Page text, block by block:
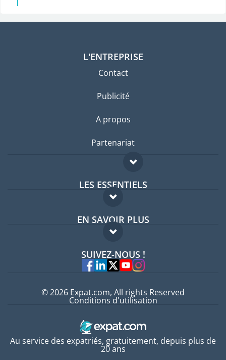
L'ENTREPRISE
Contact
Publicité
A propos
Partenariat
LES ESSENTIELS
Forum expatriés
Guides pays
EN SAVOIR PLUS
FAQ
Experts
SUIVEZ-NOUS !
Au service des expatriés, gratuitement, depuis plus de
20 ans
© 2026 Expat.com, All rights Reserved
Conditions d'utilisation